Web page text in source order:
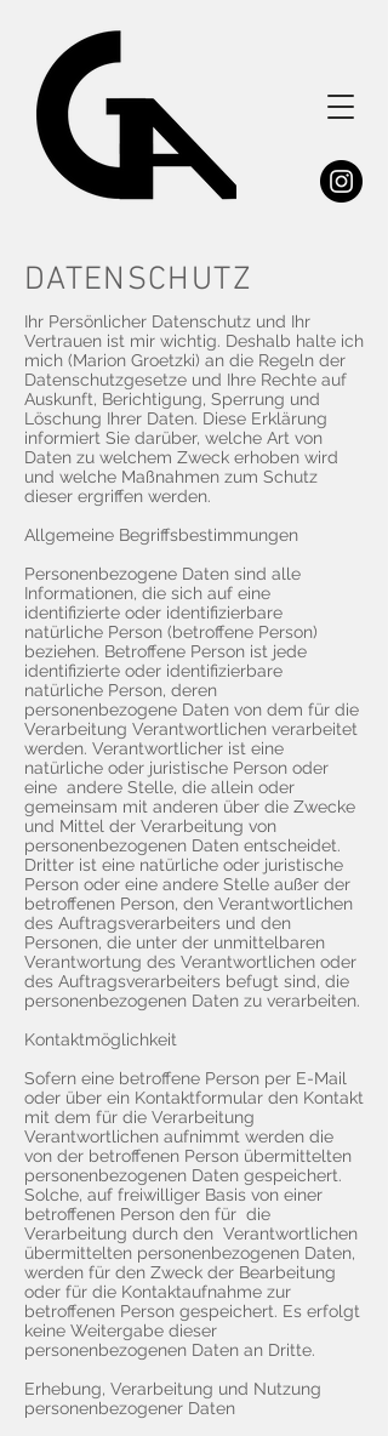
DATENSCHUTZ
Ihr Persönlicher Datenschutz und Ihr
Vertrauen ist mir wichtig. Deshalb halte ich
mich (Marion Groetzki) an die Regeln der
Datenschutzgesetze und Ihre Rechte auf
Auskunft, Berichtigung, Sperrung und
Löschung Ihrer Daten. Diese Erklärung
informiert Sie darüber, welche Art von
Daten zu welchem Zweck erhoben wird
und welche Maßnahmen zum Schutz
dieser ergriffen werden.
Allgemeine Begriffsbestimmungen
Personenbezogene Daten sind alle
Informationen, die sich auf eine
identifizierte oder identifizierbare
natürliche Person (betroffene Person)
beziehen. Betroffene Person ist jede
identifizierte oder identifizierbare
natürliche Person, deren
personenbezogene Daten von dem für die
Verarbeitung Verantwortlichen verarbeitet
werden. Verantwortlicher ist eine
natürliche oder juristische Person oder
eine andere Stelle, die allein oder
gemeinsam mit anderen über die Zwecke
und Mittel der Verarbeitung von
personenbezogenen Daten entscheidet.
Dritter ist eine natürliche oder juristische
Person oder eine andere Stelle außer der
betroffenen Person, den Verantwortlichen
des Auftragsverarbeiters und den
Personen, die unter der unmittelbaren
Verantwortung des Verantwortlichen oder
des Auftragsverarbeiters befugt sind, die
personenbezogenen Daten zu verarbeiten.
Kontaktmöglichkeit
Sofern eine betroffene Person per E-Mail
oder über ein Kontaktformular den Kontakt
mit dem für die Verarbeitung
Verantwortlichen aufnimmt werden die
von der betroffenen Person übermittelten
personenbezogenen Daten gespeichert.
Solche, auf freiwilliger Basis von einer
betroffenen Person den für die
Verarbeitung durch den Verantwortlichen
übermittelten personenbezogenen Daten,
werden für den Zweck der Bearbeitung
oder für die Kontaktaufnahme zur
betroffenen Person gespeichert. Es erfolgt
keine Weitergabe dieser
personenbezogenen Daten an Dritte.
Erhebung, Verarbeitung und Nutzung
personenbezogener Daten